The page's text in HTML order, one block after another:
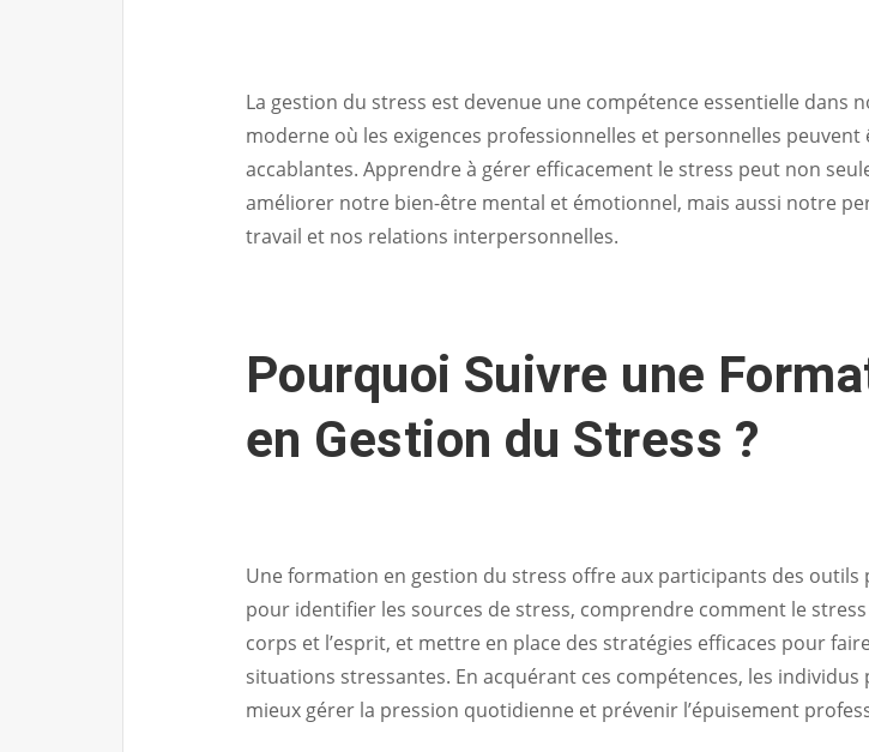
La gestion du stress est devenue une compétence essentielle dans
moderne où les exigences professionnelles et personnelles peuvent
accablantes. Apprendre à gérer efficacement le stress peut non
améliorer notre bien-être mental et émotionnel, mais aussi notre
travail et nos relations interpersonnelles.
Pourquoi Suivre une
en Gestion du Stress ?
Une formation en gestion du stress offre aux participants des outils
pour identifier les sources de stress, comprendre comment le
corps et l’esprit, et mettre en place des stratégies efficaces pour
situations stressantes. En acquérant ces compétences, les individus
mieux gérer la pression quotidienne et prévenir l’épuisement